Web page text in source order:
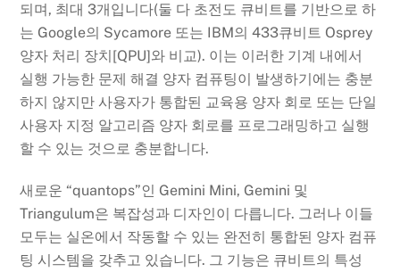
되며, 최대 3개입니다(둘 다 초전도 큐비트를 기반으로 하
는 Google의 Sycamore 또는 IBM의 433큐비트 Osprey
양자 처리 장치[QPU]와 비교). 이는 이러한 기계 내에서
실행 가능한 문제 해결 양자 컴퓨팅이 발생하기에는 충분
하지 않지만 사용자가 통합된 교육용 양자 회로 또는 단일
사용자 지정 알고리즘 양자 회로를 프로그래밍하고 실행
할 수 있는 것으로 충분합니다.
새로운 “quantops”인 Gemini Mini, Gemini 및
Triangulum은 복잡성과 디자인이 다릅니다. 그러나 이들
모두는 실온에서 작동할 수 있는 완전히 통합된 양자 컴퓨
팅 시스템을 갖추고 있습니다. 그 기능은 큐비트의 특성